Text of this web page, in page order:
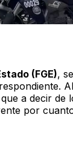
(FGE),
a decir de
por